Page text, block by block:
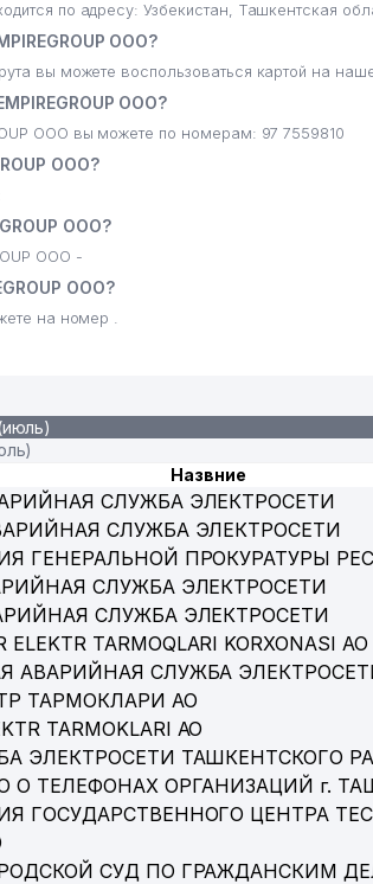
по адресу: Узбекистан,
ООО?
вы можете воспользоваться картой на
ООО?
ООО вы можете по номерам: 97 7559810
ООО?
ООО?
ООО -
ООО?
на номер .
Назвние
СЛУЖБА ЭЛЕКТРОСЕТИ
СЛУЖБА ЭЛЕКТРОСЕТИ
ГЕНЕРАЛЬНОЙ ПРОКУРАТУРЫ
СЛУЖБА ЭЛЕКТРОСЕТИ
СЛУЖБА ЭЛЕКТРОСЕТИ
ELEKTR TARMOQLARI KORXONASI АО
АВАРИЙНАЯ СЛУЖБА
ТАРМОКЛАРИ АО
TARMOKLARI АО
ЭЛЕКТРОСЕТИ ТАШКЕНТСКОГО
О ТЕЛЕФОНАХ ОРГАНИЗАЦИЙ г.
ГОСУДАРСТВЕННОГО ЦЕНТРА
СУД ПО ГРАЖДАНСКИМ